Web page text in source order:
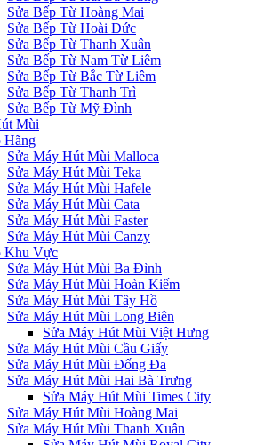
Sửa Bếp Từ Hoàng Mai
Sửa Bếp Từ Hoài Đức
Sửa Bếp Từ Thanh Xuân
Sửa Bếp Từ Nam Từ Liêm
Sửa Bếp Từ Bắc Từ Liêm
Sửa Bếp Từ Thanh Trì
Sửa Bếp Từ Mỹ Đình
Mùi
Hãng
Sửa Máy Hút Mùi Malloca
Sửa Máy Hút Mùi Teka
Sửa Máy Hút Mùi Hafele
Sửa Máy Hút Mùi Cata
Sửa Máy Hút Mùi Faster
Sửa Máy Hút Mùi Canzy
Khu Vực
Sửa Máy Hút Mùi Ba Đình
Sửa Máy Hút Mùi Hoàn Kiếm
Sửa Máy Hút Mùi Tây Hồ
Sửa Máy Hút Mùi Long Biên
Sửa Máy Hút Mùi Việt Hưng
Sửa Máy Hút Mùi Cầu Giấy
Sửa Máy Hút Mùi Đống Đa
Sửa Máy Hút Mùi Hai Bà Trưng
Sửa Máy Hút Mùi Times City
Sửa Máy Hút Mùi Hoàng Mai
Sửa Máy Hút Mùi Thanh Xuân